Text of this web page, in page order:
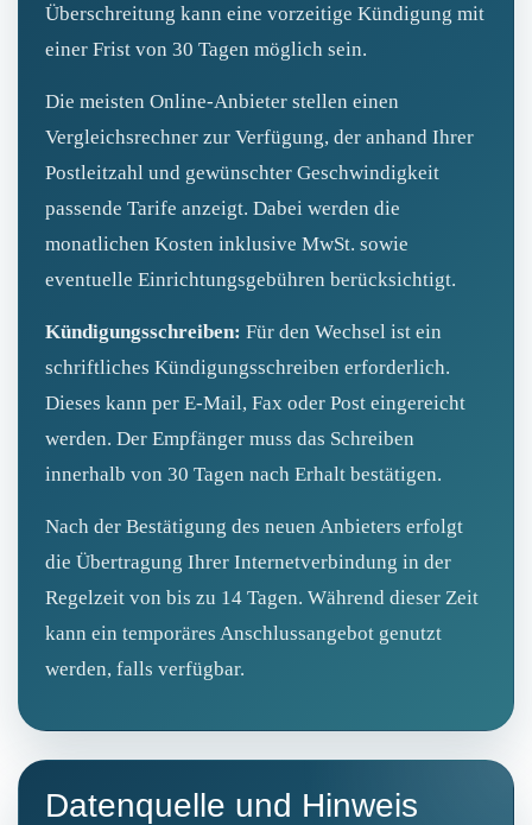
Überschreitung kann eine vorzeitige Kündigung mit
einer Frist von 30 Tagen möglich sein.
Die meisten Online-Anbieter stellen einen
Vergleichsrechner zur Verfügung, der anhand Ihrer
Postleitzahl und gewünschter Geschwindigkeit
passende Tarife anzeigt. Dabei werden die
monatlichen Kosten inklusive MwSt. sowie
eventuelle Einrichtungsgebühren berücksichtigt.
Kündigungsschreiben: Für den Wechsel ist ein
schriftliches Kündigungsschreiben erforderlich.
Dieses kann per E‑Mail, Fax oder Post eingereicht
werden. Der Empfänger muss das Schreiben
innerhalb von 30 Tagen nach Erhalt bestätigen.
Nach der Bestätigung des neuen Anbieters erfolgt
die Übertragung Ihrer Internetverbindung in der
Regelzeit von bis zu 14 Tagen. Während dieser Zeit
kann ein temporäres Anschlussangebot genutzt
werden, falls verfügbar.
Datenquelle und Hinweis